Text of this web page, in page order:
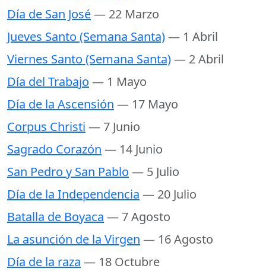
Día de San José— 22 Marzo
Jueves Santo (Semana Santa)— 1 Abril
Viernes Santo (Semana Santa)— 2 Abril
Día del Trabajo — 1 Mayo
Día de la Ascensión — 17 Mayo
Corpus Christi — 7 Junio
Sagrado Corazón — 14 Junio
San Pedro y San Pablo — 5 Julio
Día de la Independencia — 20 Julio
Batalla de Boyaca — 7 Agosto
La asunción de la Virgen — 16 Agosto
Día de la raza — 18 Octubre